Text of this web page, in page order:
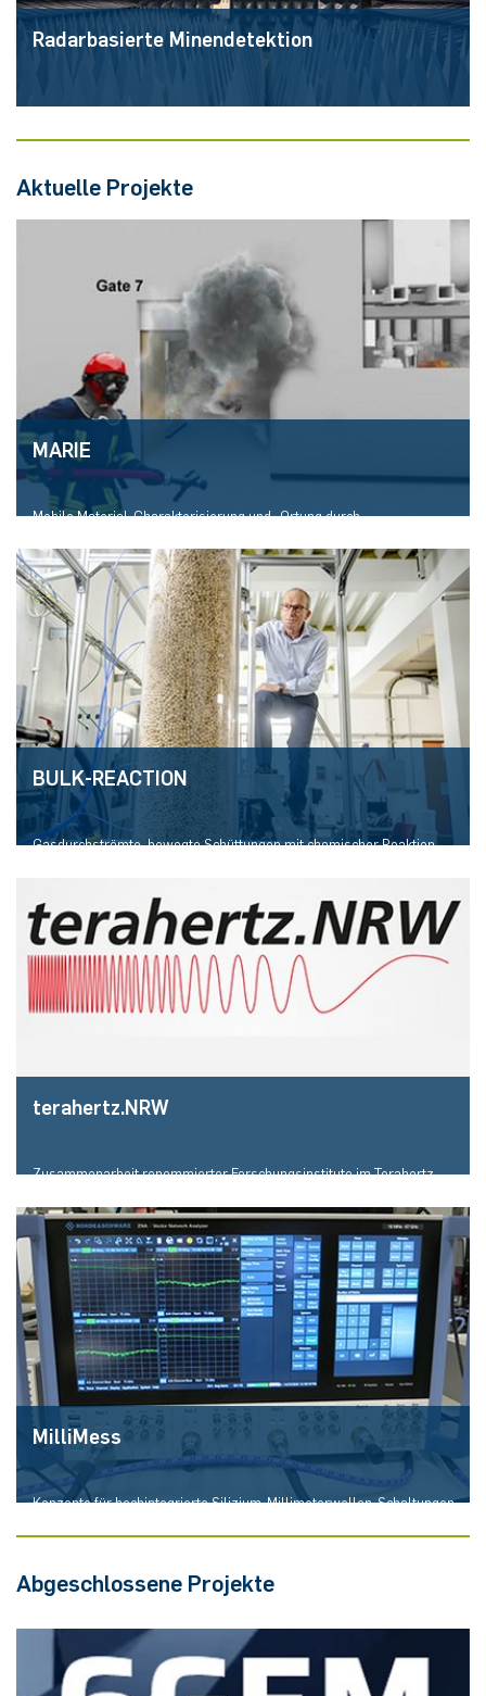
Ra­dar­ba­sier­te Mi­nen­de­tek­ti­on
Aktuelle Projekte
MARIE
Mobile Material-Charakterisierung und -Ortung durch
Mehr erfahren
BULK-REACTION
Gasdurchströmte, bewegte Schüttungen mit chemischer Reaktion
Mehr erfahren
terahertz.NRW
Zusammenarbeit renommierter Forschungsinstitute im Terahertz-
Mehr erfahren
MilliMess
Konzepte für hochintegrierte Silizium-Millimeterwellen-Schaltungen
Mehr erfahren
Abgeschlossene Projekte